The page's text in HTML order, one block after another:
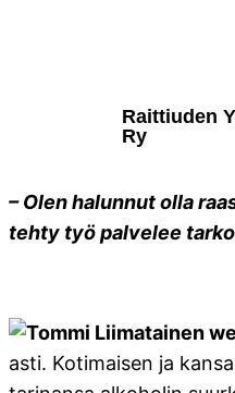
Raittiuden
Ry
– Olen halunnut olla
tehty työ palvelee
asti. Kotimaisen ja